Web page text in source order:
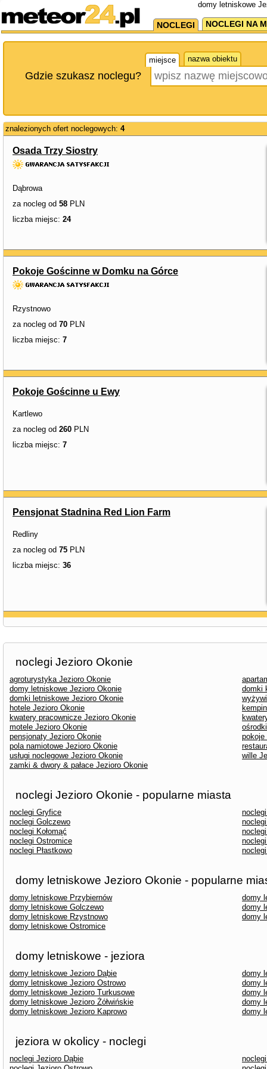
domy letniskowe
NOCLEGI NOCLEGI NA
miejsce nazwa obiektu
Gdzie szukasz noclegu?
znalezionych ofert noclegowych: 4
Osada Trzy Siostry
Dąbrowa
za nocleg od 58 PLN
liczba miejsc: 24
Pokoje Gościnne w Domku na Górce
Rzystnowo
za nocleg od 70 PLN
liczba miejsc: 7
Pokoje Gościnne u Ewy
Kartlewo
za nocleg od 260 PLN
liczba miejsc: 7
Pensjonat Stadnina Red Lion Farm
Redliny
za nocleg od 75 PLN
liczba miejsc: 36
noclegi Jezioro Okonie
agroturystyka Jezioro Okonie
domy letniskowe Jezioro Okonie
domki
domki letniskowe Jezioro Okonie
hotele Jezioro Okonie
kwatery pracownicze Jezioro Okonie
motele Jezioro Okonie
pensjonaty Jezioro Okonie
pokoje
pola namiotowe Jezioro Okonie
usługi noclegowe Jezioro Okonie
wille
zamki & dwory & pałace Jezioro Okonie
noclegi Jezioro Okonie - popularne miasta
noclegi Gryfice
noclegi Golczewo
noclegi Kołomąć
noclegi Ostromice
noclegi Płastkowo
domy letniskowe Jezioro Okonie - popularne
domy letniskowe Przybiernów
domy
domy letniskowe Golczewo
domy
domy letniskowe Rzystnowo
domy
domy letniskowe Ostromice
domy letniskowe - jeziora
domy letniskowe Jezioro Dąbie
domy
domy letniskowe Jezioro Ostrowo
domy
domy letniskowe Jezioro Turkusowe
domy
domy letniskowe Jezioro Żółwińskie
domy
domy letniskowe Jezioro Kaprowo
domy
jeziora w okolicy - noclegi
noclegi Jezioro Dąbie